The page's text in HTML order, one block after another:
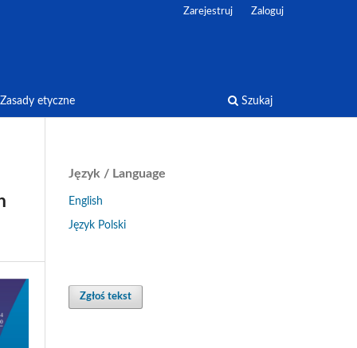
Zasady etyczne Szukaj
Zarejestruj Zaloguj
Język / Language
English
Język Polski
Zgłoś tekst